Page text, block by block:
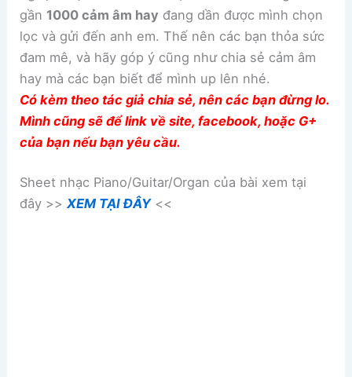
gần 1000 cảm âm hay đang dần được mình chọn
lọc và gửi đến anh em. Thế nên các bạn thỏa sức
đam mê, và hãy góp ý cũng như chia sẻ cảm âm
hay mà các bạn biết để mình up lên nhé.
Có kèm theo tác giả chia sẻ, nên các bạn đừng lo.
Mình cũng sẽ để link về site, facebook, hoặc G+
của bạn nếu bạn yêu cầu.
Sheet nhạc Piano/Guitar/Organ của bài xem tại
đây >>XEM TẠI ĐÂY<<